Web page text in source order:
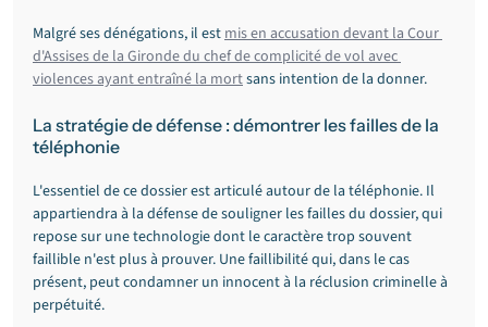
Malgré ses dénégations, il est mis en accusation devant la Cour
d'Assises de la Gironde du chef de complicité de vol avec
violences ayant entraîné la mort sans intention de la donner.
La stratégie de défense : démontrer les failles de la
téléphonie
L'essentiel de ce dossier est articulé autour de la téléphonie. Il
appartiendra à la défense de souligner les failles du dossier, qui
repose sur une technologie dont le caractère trop souvent
faillible n'est plus à prouver. Une faillibilité qui, dans le cas
présent, peut condamner un innocent à la réclusion criminelle à
perpétuité.